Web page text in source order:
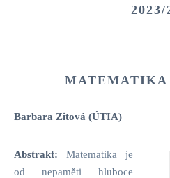
2023/
MATEMATIKA
Barbara Zitová (ÚTIA)
Abstrakt: Matematika je
od nepaměti hluboce